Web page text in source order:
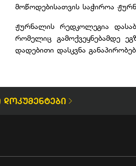
მოწოდებისათვის საჭიროა
ჟურნალის რედკოლეგია
რომელიც გამოქვეყნებამდე
დადებითი დასკვნა